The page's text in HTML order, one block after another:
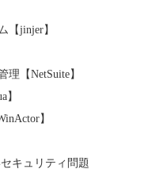
【jinjer】
【NetSuite】
】
】
キュリティ問題